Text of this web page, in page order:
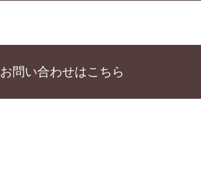
お問い合わせはこちら